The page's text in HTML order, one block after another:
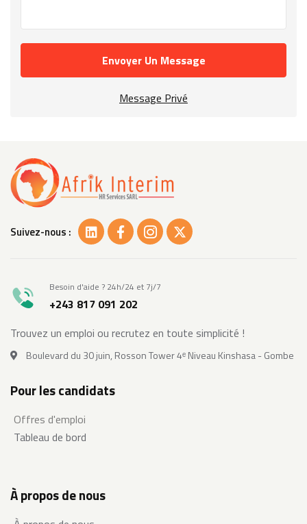
Envoyer Un Message
Message Privé
Suivez-nous :
Besoin d'aide ? 24h/24 et 7j/7
+243 817 091 202
Trouvez un emploi ou recrutez en toute simplicité !
Boulevard du 30 juin, Rosson Tower 4ᵉ Niveau Kinshasa - Gombe
Pour les candidats
Offres d'emploi
Tableau de bord
À propos de nous